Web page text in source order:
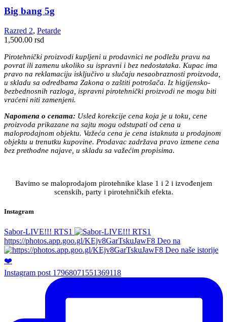
Big bang 5g
Razred 2, Petarde
1,500.00 rsd
Pirotehnički proizvodi kupljeni u prodavnici ne podležu pravu na
povrat ili zamenu ukoliko su ispravni i bez nedostataka. Kupac ima
pravo na reklamaciju isključivo u slučaju nesaobraznosti proizvoda,
u skladu sa odredbama Zakona o zaštiti potrošača. Iz higijensko-
bezbednosnih razloga, ispravni pirotehnički proizvodi ne mogu biti
vraćeni niti zamenjeni.
Napomena o cenama: Usled korekcije cena koja je u toku, cene
proizvoda prikazane na sajtu mogu odstupati od cena u
maloprodajnom objektu. Važeća cena je cena istaknuta u prodajnom
objektu u trenutku kupovine. Prodavac zadržava pravo izmene cena
bez prethodne najave, u skladu sa važećim propisima.
Bavimo se maloprodajom pirotehnike klase 1 i 2 i izvođenjem
scenskih, party i pirotehničkih efekta.
Instagram
Sabor-LIVE!!! RTS1
https://photos.app.goo.gl/KEjv8GarTskuJawF8 Deo na
Instagram post 17968071551369118